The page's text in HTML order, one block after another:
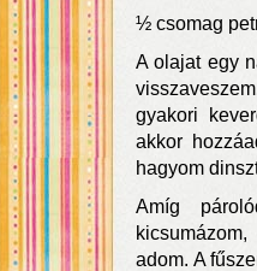
½ csomag
A olajat egy
gyakori
akkor
hagyom
Amíg
adom. A